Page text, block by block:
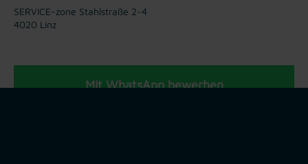
SERVICE-zone Stahlstraße 2-4
4020 Linz
Mit WhatsApp bewerben